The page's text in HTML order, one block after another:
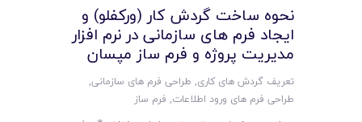
مرکز آموزش
امکانات
سیستم ها
نحوه ساخت گردش کار (ورکفلو) و
ایجاد فرم های سازمانی در نرم افزار
مدیریت پروژه و فرم ساز مپسان
تعریف گردش های کاری, طراحی فرم های سازمانی,
طراحی فرم های ورود اطلاعات, فرم ساز